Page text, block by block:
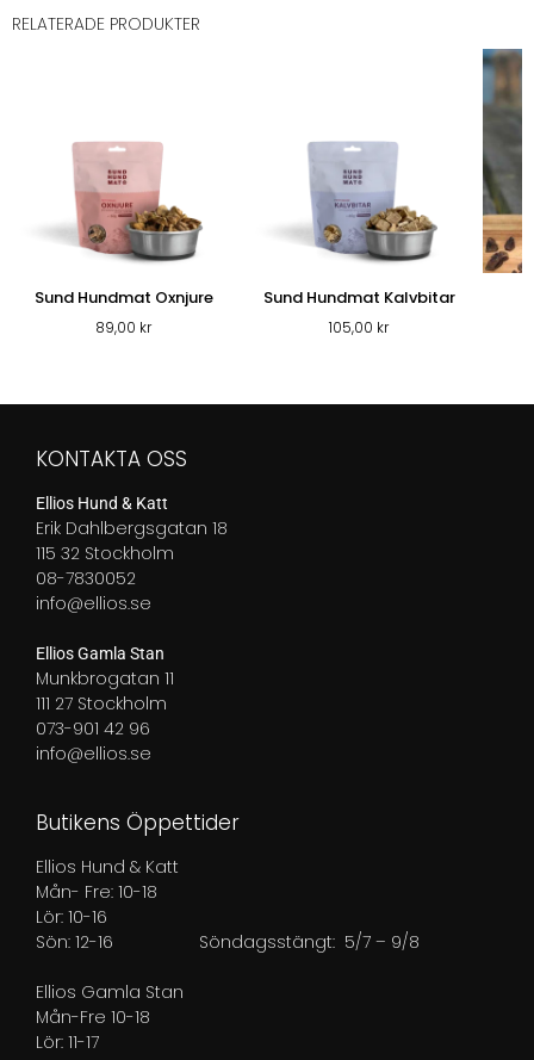
RELATERADE PRODUKTER
Sund Hundmat Oxnjure
89,00 kr
Sund Hundmat Kalvbitar
105,00 kr
KONTAKTA OSS
Ellios Hund & Katt
Erik Dahlbergsgatan 18
115 32 Stockholm
08-7830052
info@ellios.se
Ellios Gamla Stan
Munkbrogatan 11
111 27 Stockholm
073-901 42 96
info@ellios.se
Butikens Öppettider
Ellios Hund & Katt
Mån- Fre: 10-18
Lör: 10-16
Sön: 12-16 Söndagsstängt: 5/7 – 9/8
Ellios Gamla Stan
Mån-Fre 10-18
Lör: 11-17